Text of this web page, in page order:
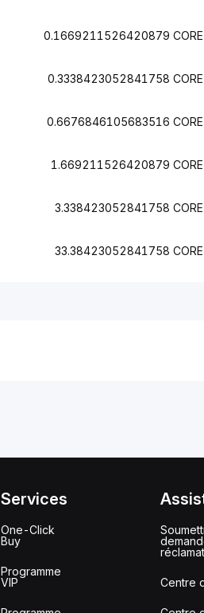
0.1669211526420879 CORE
0.3338423052841758 CORE
0.6676846105683516 CORE
1.669211526420879 CORE
3.338423052841758 CORE
33.38423052841758 CORE
Services
One-Click
Buy
Programme
VIP
Centre